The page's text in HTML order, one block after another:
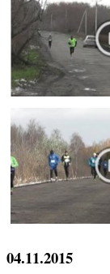
04.11.2015